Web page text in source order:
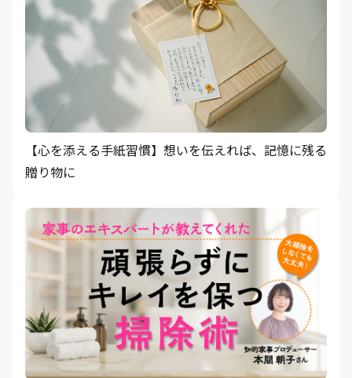
【心を添える手紙習慣】想いを伝えれば、記憶に残る
贈り物に